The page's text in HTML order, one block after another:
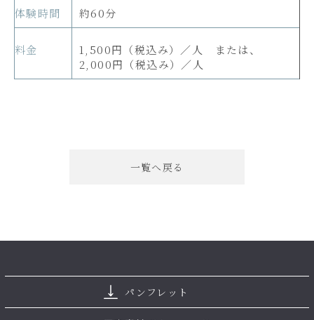
体験時間 約60分
料金
1,500円（税込み）／人 または、
2,000円（税込み）／人
一覧へ戻る
パンフレット